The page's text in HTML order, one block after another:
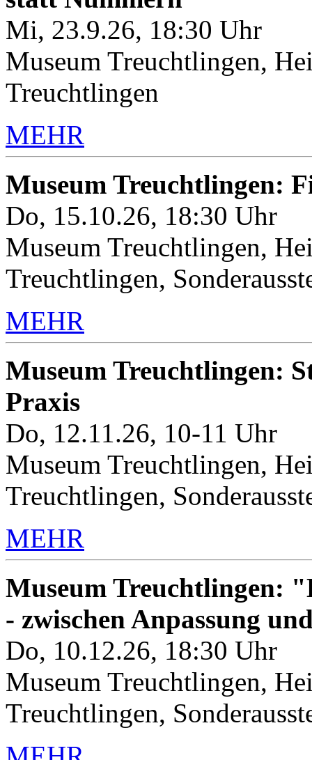
Mi, 23.9.26, 18:30 Uhr
Museum Treuchtlingen,
Treuchtlingen
MEHR
Museum Treuchtlingen:
Do, 15.10.26, 18:30 Uhr
Museum Treuchtlingen,
Treuchtlingen,
MEHR
Museum Treuchtlingen:
Praxis
Do, 12.11.26, 10-11 Uhr
Museum Treuchtlingen,
Treuchtlingen,
MEHR
Museum Treuchtlingen:
- zwischen Anpassung
Do, 10.12.26, 18:30 Uhr
Museum Treuchtlingen,
Treuchtlingen,